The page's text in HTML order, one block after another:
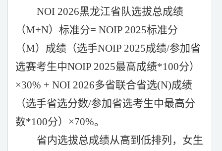
NOI 2026黑龙江省队选拔总成绩
（M+N）标准分= NOIP 2025标准分
（M）成绩（选手NOIP 2025成绩/参加省
选赛考生中NOIP 2025最高成绩*100分）
×30% + NOI 2026多省联合省选(N)成绩
（选手省选分数/参加省选考生中最高分
数*100分） ×70%。
省内选拔总成绩从高到低排列，女生